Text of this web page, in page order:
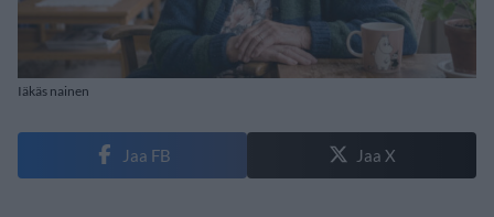
Iäkäs nainen
Jaa FB Jaa X